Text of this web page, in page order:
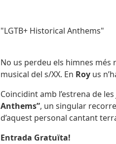
Subtitol
"LGTB+ Historical Anthems"
No us perdeu els himnes més
musical del s/XX. En Roy us
Coincidint amb l’estrena de
Anthems”, un singular
d’aquest personal cantant
Entrada Gratuïta!